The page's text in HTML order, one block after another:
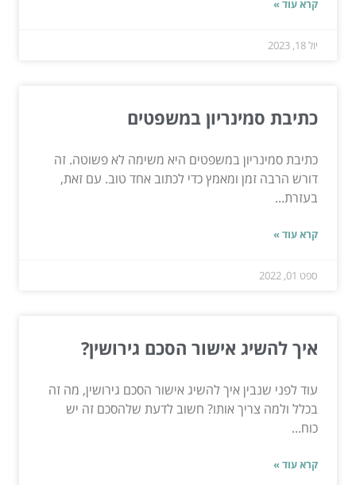
קרא עוד »
יול 18, 2023
כתיבת סמינריון במשפטים
כתיבת סמינריון במשפטים היא משימה לא פשוטה. זה
דורש הרבה זמן ומאמץ כדי לכתוב אחד טוב. עם זאת,
בעזרת...
קרא עוד »
ספט 01, 2022
איך להשיג אישור הסכם גירושין?
עוד לפני שנבין איך להשיג אישור הסכם גירושין, מה זה
בכלל ולמה צריך אותו? חשוב לדעת שלהסכם זה יש
כוח...
קרא עוד »